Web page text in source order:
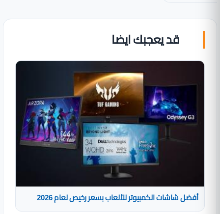
قد يعجبك ايضا
أفضل شاشات الكمبيوتر للألعاب بسعر رخيص لعام 2026